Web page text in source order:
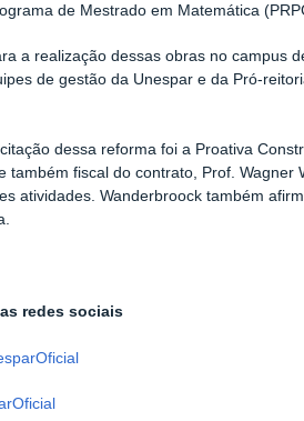
de Mestrado em Matemática
a realização dessas obras no campus
de gestão da Unespar e da Pró-
dessa reforma foi a Proativa
também fiscal do contrato, Prof.
atividades. Wanderbroock também
redes sociais